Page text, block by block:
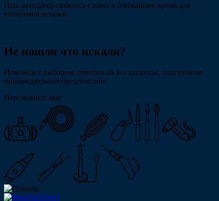
Наш менеджер свяжется с вами в ближайшее время для
уточнения деталей.
Не нашли что искали?
Поможем с выбором, ответим на все вопросы, подготовим
индивидуальное предложение
Перезвоните мне